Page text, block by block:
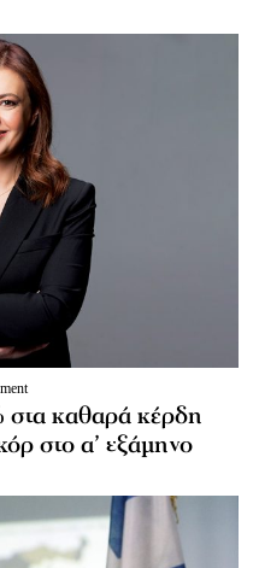
καθαρά κέρδη
στο α’ εξάμηνο